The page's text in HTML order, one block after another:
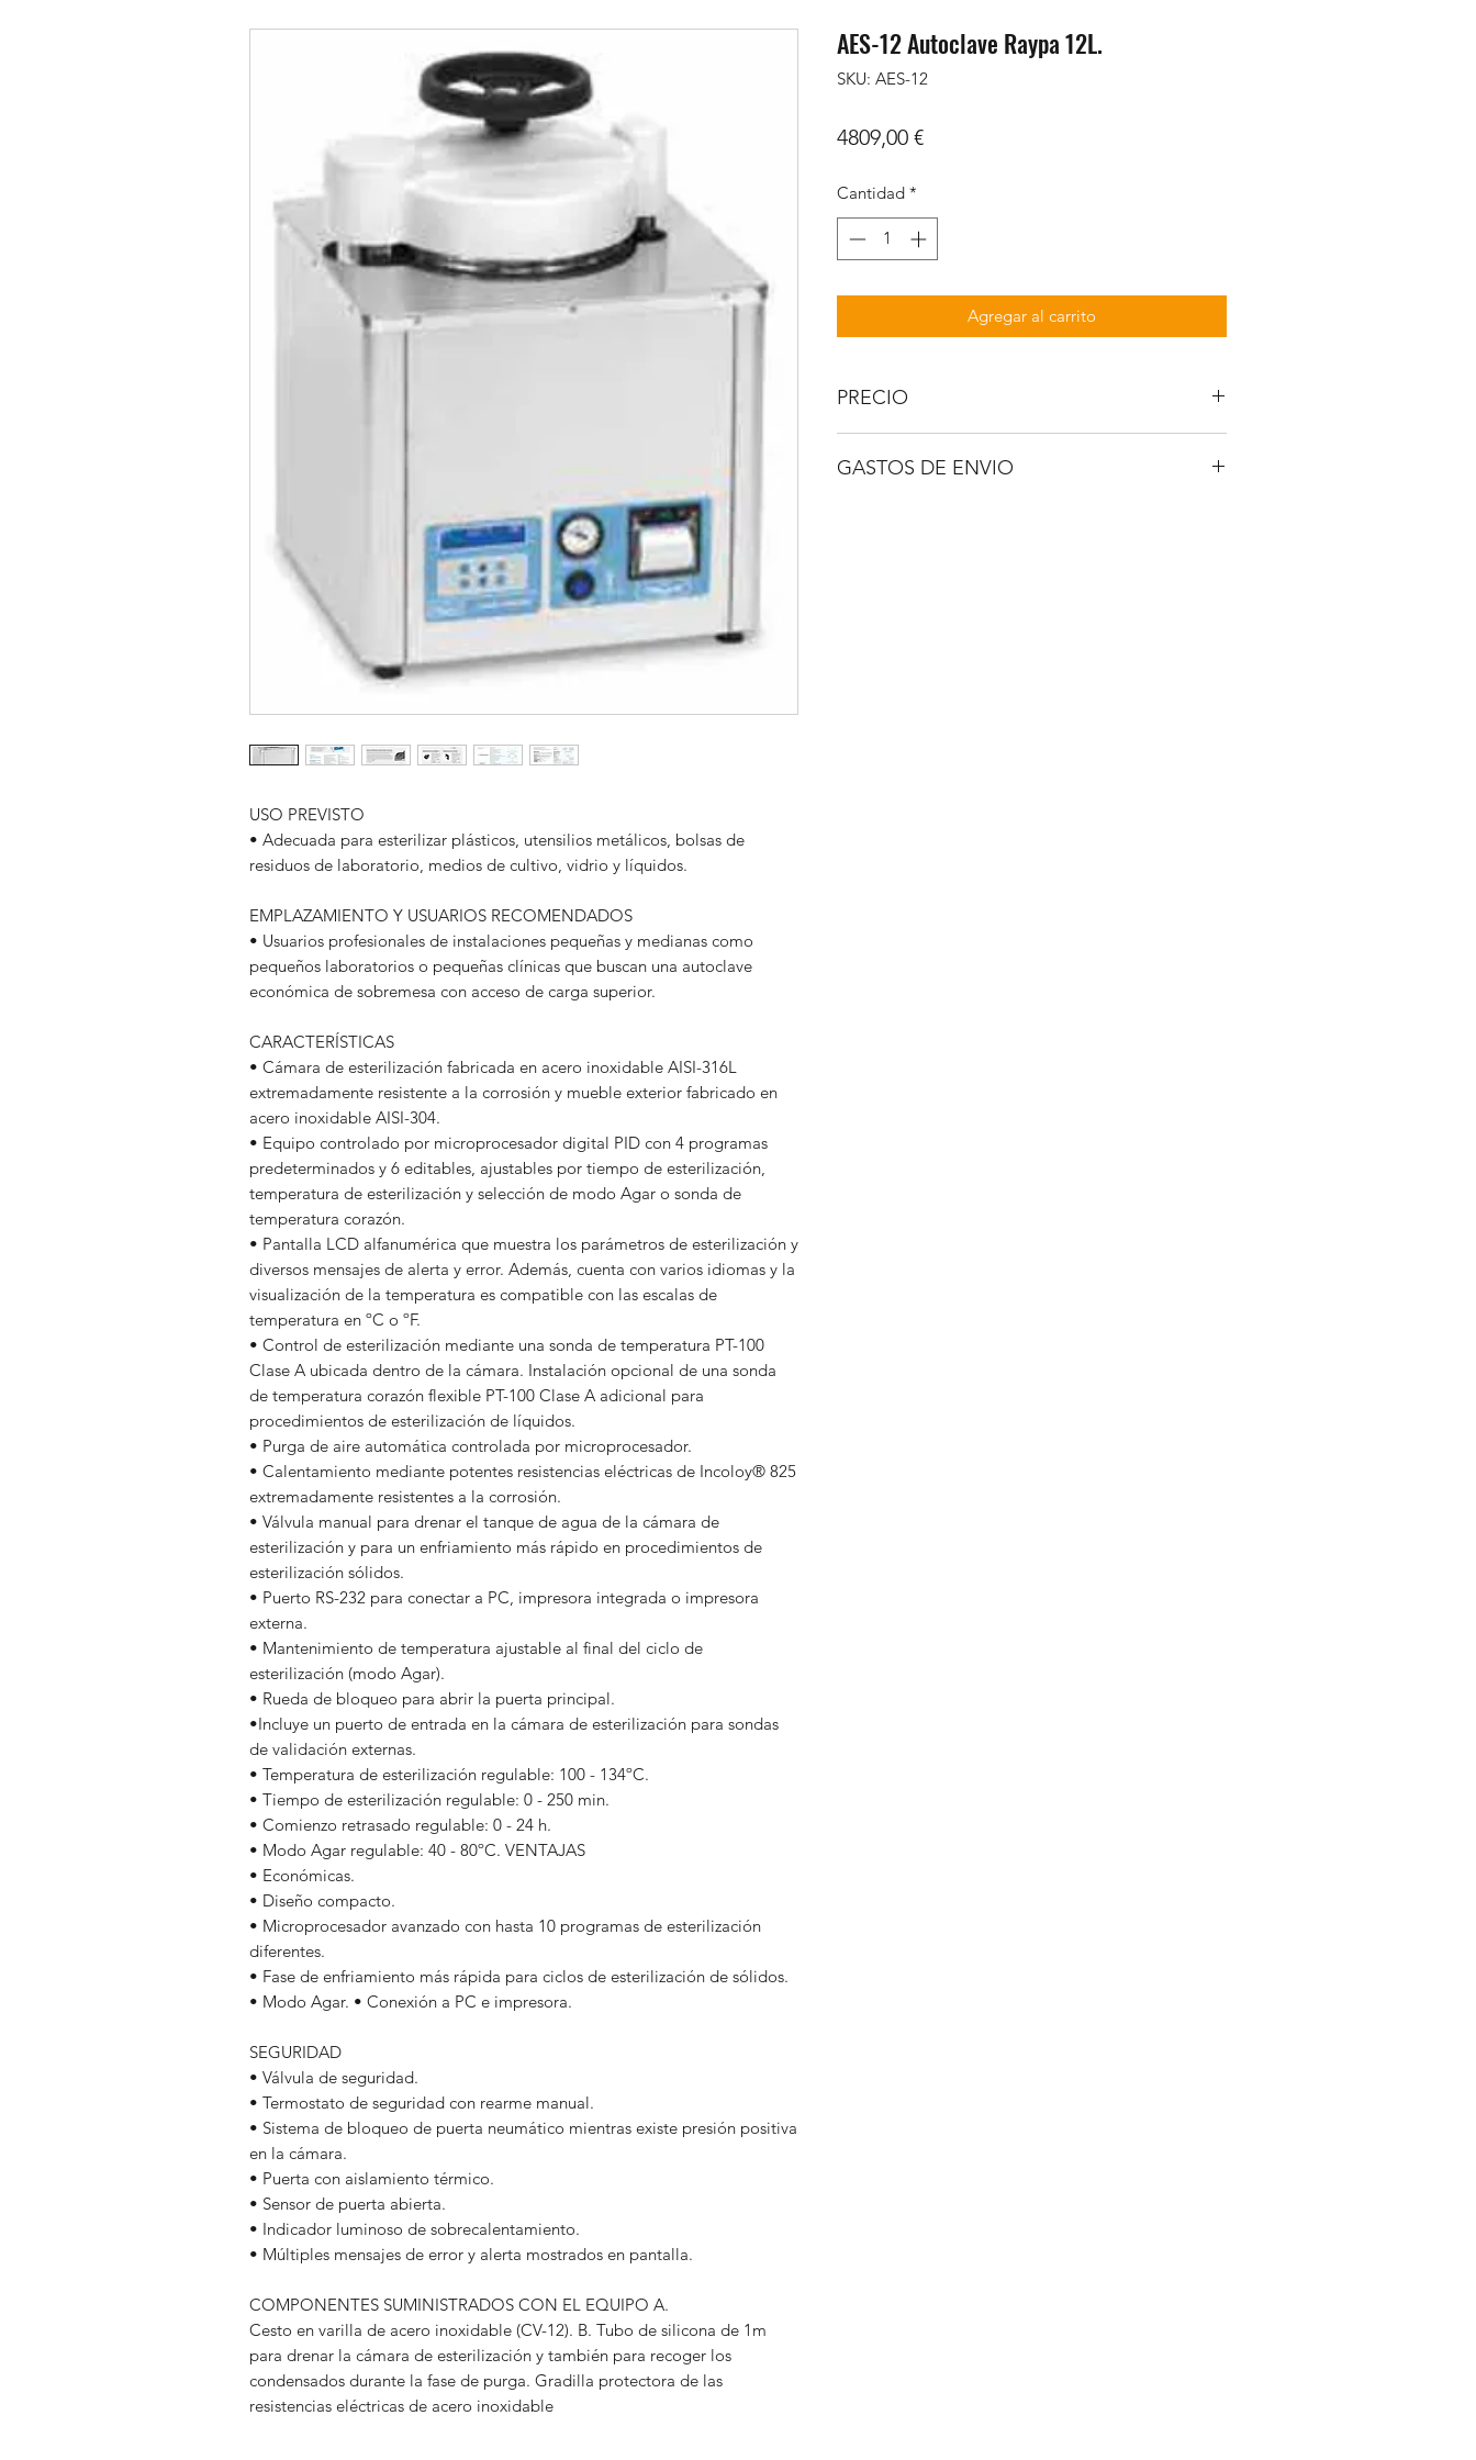
USO PREVISTO
• Adecuada para esterilizar plásticos, utensilios metálicos, bolsas de
residuos de laboratorio, medios de cultivo, vidrio y líquidos.
EMPLAZAMIENTO Y USUARIOS RECOMENDADOS
• Usuarios profesionales de instalaciones pequeñas y medianas como
pequeños laboratorios o pequeñas clínicas que buscan una autoclave
económica de sobremesa con acceso de carga superior.
CARACTERÍSTICAS
• Cámara de esterilización fabricada en acero inoxidable AISI-316L
extremadamente resistente a la corrosión y mueble exterior fabricado en
acero inoxidable AISI-304.
• Equipo controlado por microprocesador digital PID con 4 programas
predeterminados y 6 editables, ajustables por tiempo de esterilización,
temperatura de esterilización y selección de modo Agar o sonda de
temperatura corazón.
• Pantalla LCD alfanumérica que muestra los parámetros de esterilización y
diversos mensajes de alerta y error. Además, cuenta con varios idiomas y la
visualización de la temperatura es compatible con las escalas de
temperatura en ºC o ºF.
• Control de esterilización mediante una sonda de temperatura PT-100
Clase A ubicada dentro de la cámara. Instalación opcional de una sonda
de temperatura corazón flexible PT-100 Clase A adicional para
procedimientos de esterilización de líquidos.
• Purga de aire automática controlada por microprocesador.
• Calentamiento mediante potentes resistencias eléctricas de Incoloy® 825
extremadamente resistentes a la corrosión.
• Válvula manual para drenar el tanque de agua de la cámara de
esterilización y para un enfriamiento más rápido en procedimientos de
esterilización sólidos.
• Puerto RS-232 para conectar a PC, impresora integrada o impresora
externa.
• Mantenimiento de temperatura ajustable al final del ciclo de
esterilización (modo Agar).
• Rueda de bloqueo para abrir la puerta principal.
•Incluye un puerto de entrada en la cámara de esterilización para sondas
de validación externas.
• Temperatura de esterilización regulable: 100 - 134ºC.
• Tiempo de esterilización regulable: 0 - 250 min.
• Comienzo retrasado regulable: 0 - 24 h.
• Modo Agar regulable: 40 - 80ºC. VENTAJAS
• Económicas.
• Diseño compacto.
• Microprocesador avanzado con hasta 10 programas de esterilización
diferentes.
• Fase de enfriamiento más rápida para ciclos de esterilización de sólidos.
• Modo Agar. • Conexión a PC e impresora.
SEGURIDAD
• Válvula de seguridad.
• Termostato de seguridad con rearme manual.
• Sistema de bloqueo de puerta neumático mientras existe presión positiva
en la cámara.
• Puerta con aislamiento térmico.
• Sensor de puerta abierta.
• Indicador luminoso de sobrecalentamiento.
• Múltiples mensajes de error y alerta mostrados en pantalla.
COMPONENTES SUMINISTRADOS CON EL EQUIPO A.
Cesto en varilla de acero inoxidable (CV-12). B. Tubo de silicona de 1m
para drenar la cámara de esterilización y también para recoger los
condensados durante la fase de purga. Gradilla protectora de las
resistencias eléctricas de acero inoxidable
AES-12 Autoclave Raypa 12L.
SKU: AES-12
4809,00 €Precio
Cantidad *
Agregar al carrito
PRECIO
GASTOS DE ENVIO